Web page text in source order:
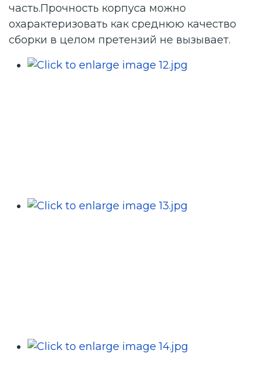
часть.Прочность корпуса можно
охарактеризовать как среднюю качество
сборки в целом претензий не вызывает.